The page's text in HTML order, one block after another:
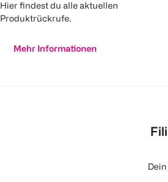
Hier findest du alle aktuellen
Produktrückrufe.
Mehr Informationen